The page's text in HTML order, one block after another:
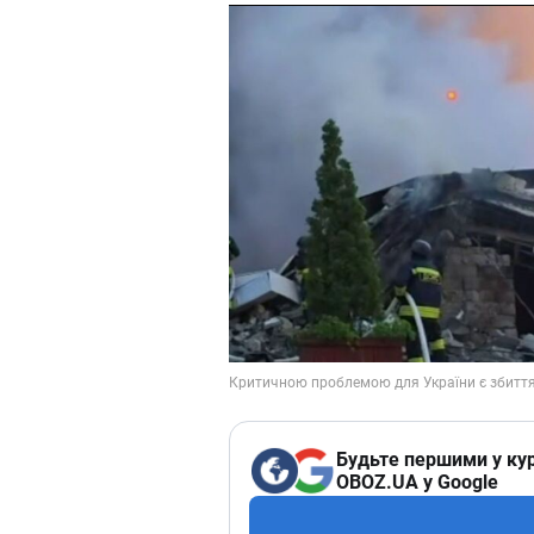
Будьте першими у
OBOZ.UA у Google